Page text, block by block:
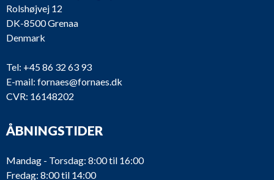
Rolshøjvej 12
DK-8500 Grenaa
Denmark
Tel: +45 86 32 63 93
E-mail: fornaes@fornaes.dk
CVR: 16148202
ÅBNINGSTIDER
Mandag - Torsdag: 8:00 til 16:00
Fredag: 8:00 til 14:00